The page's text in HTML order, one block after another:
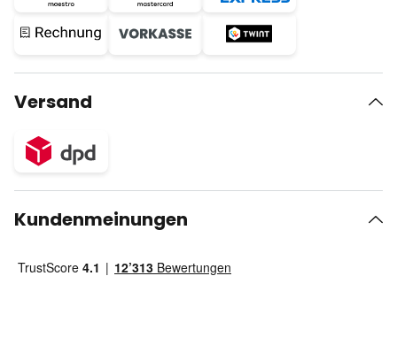
Versand
Kundenmeinungen